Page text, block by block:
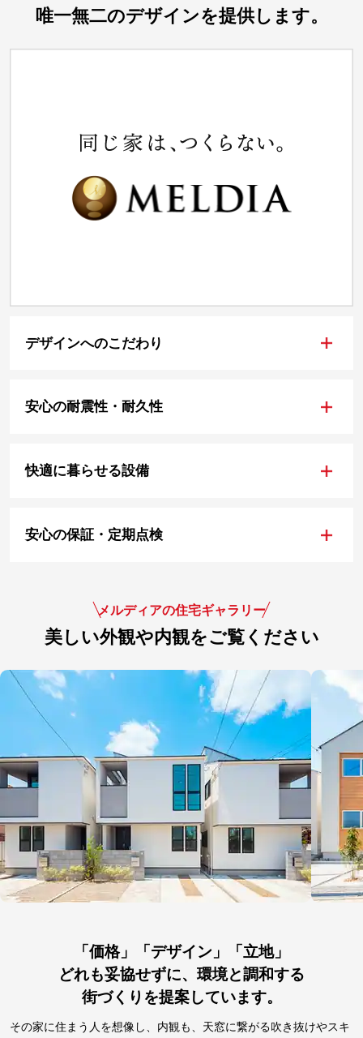
唯一無二のデザインを提供します。
デザインへのこだわり +
安心の耐震性・耐久性 +
快適に暮らせる設備 +
安心の保証・定期点検 +
メルディアの住宅ギャラリー
美しい外観や内観をご覧ください
「価格」「デザイン」「立地」
どれも妥協せずに、環境と調和する
街づくりを提案しています。
その家に住まう人を想像し、内観も、天窓に繋がる吹き抜けやスキ